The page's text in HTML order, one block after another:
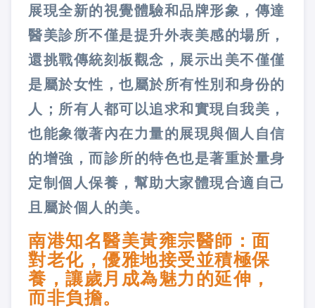
展現全新的視覺體驗和品牌形象，傳達
醫美診所不僅是提升外表美感的場所，
還挑戰傳統刻板觀念，展示出美不僅僅
是屬於女性，也屬於所有性別和身份的
人；所有人都可以追求和實現自我美，
也能象徵著內在力量的展現與個人自信
的增強，而診所的特色也是著重於量身
定制個人保養，幫助大家體現合適自己
且屬於個人的美。
南港知名醫美黃雍宗醫師：面
對老化，優雅地接受並積極保
養，讓歲月成為魅力的延伸，
而非負擔。